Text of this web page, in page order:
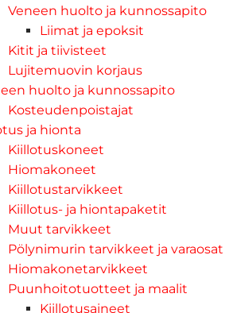
Veneen huolto ja kunnossapito
Liimat ja epoksit
Kitit ja tiivisteet
Lujitemuovin korjaus
huolto ja kunnossapito
Kosteudenpoistajat
ja hionta
Kiillotuskoneet
Hiomakoneet
Kiillotustarvikkeet
Kiillotus- ja hiontapaketit
Muut tarvikkeet
Pölynimurin tarvikkeet ja varaosat
Hiomakonetarvikkeet
Puunhoitotuotteet ja maalit
Kiillotusaineet